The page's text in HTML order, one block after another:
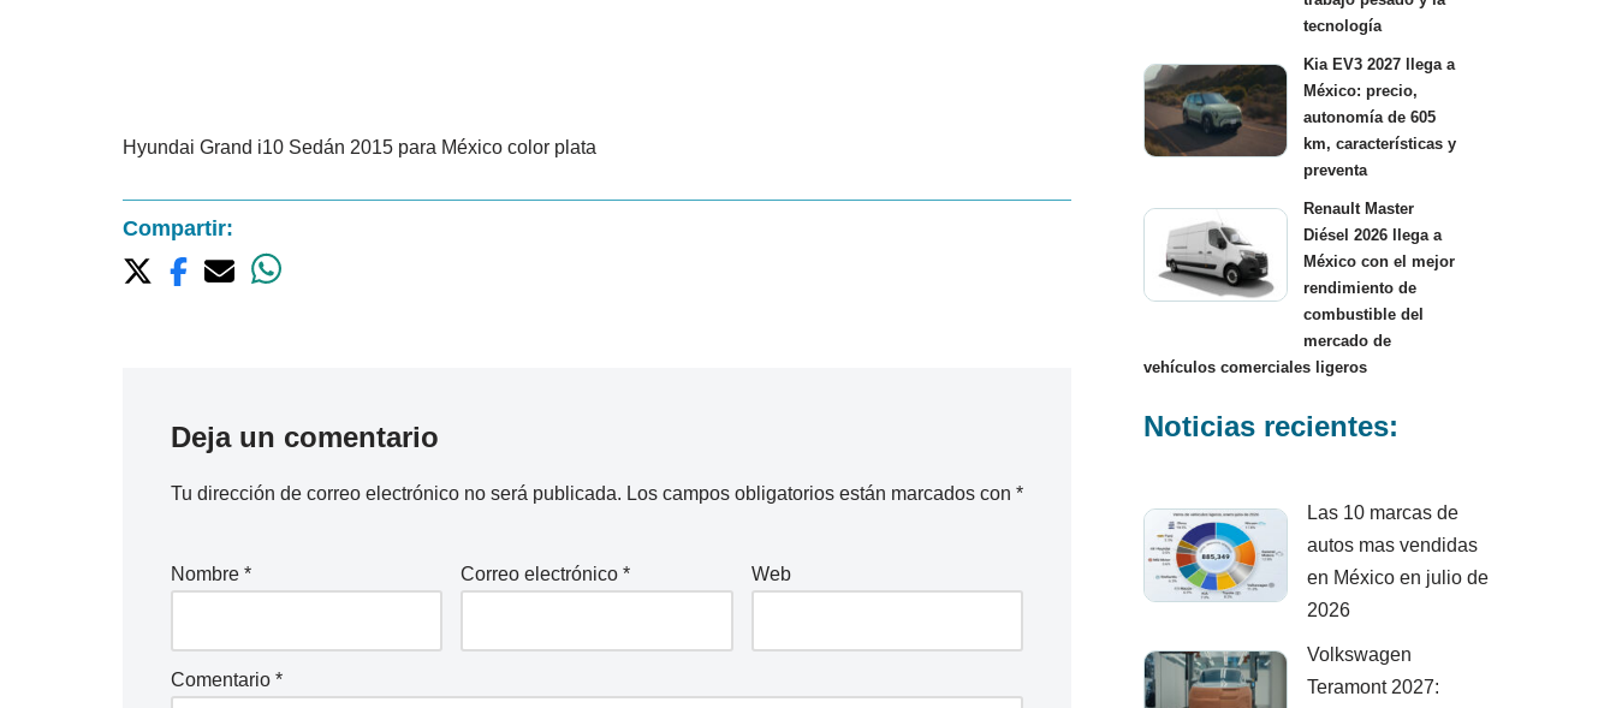
Hyundai Grand i10 Sedán 2015 para México color plata
Compartir:
Deja un comentario
Tu dirección de correo electrónico no será publicada. Los campos obligatorios están marcados con *
Nombre * Correo electrónico* Web
Comentario *
tecnología
Kia EV3 2027 llega a
México: precio,
autonomía de 605
km, características y
preventa
Renault Master
Diésel 2026 llega a
México con el mejor
rendimiento de
combustible del
mercado de
vehículos comerciales ligeros
Noticias recientes:
Las 10 marcas de
autos mas vendidas
en México en julio de
2026
Volkswagen
Teramont 2027: